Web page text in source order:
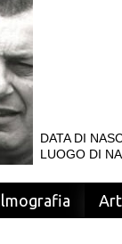
DATA DI
LUOGO DI